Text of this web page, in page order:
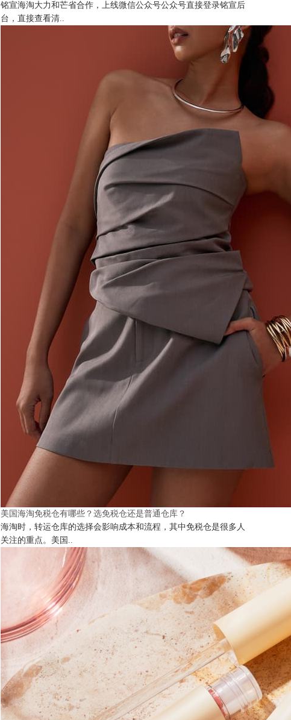
铭宣海淘大力和芒省合作，上线微信公众号公众号直接登录铭宣后
台，直接查看清..
美国海淘免税仓有哪些？选免税仓还是普通仓库？
海淘时，转运仓库的选择会影响成本和流程，其中免税仓是很多人
关注的重点。美国..